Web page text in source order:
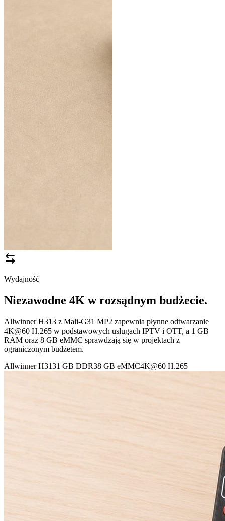
Wydajność
Niezawodne 4K w rozsądnym budżecie.
Allwinner H313 z Mali-G31 MP2 zapewnia płynne odtwarzanie
4K@60 H.265 w podstawowych usługach IPTV i OTT, a 1 GB
RAM oraz 8 GB eMMC sprawdzają się w projektach z
ograniczonym budżetem.
Allwinner H3131 GB DDR38 GB eMMC4K@60 H.265